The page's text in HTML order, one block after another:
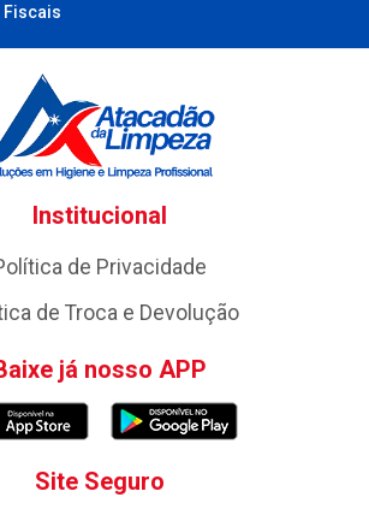
Fiscais
Institucional
de Privacidade
de Troca e Devolução
já nosso APP
Site Seguro